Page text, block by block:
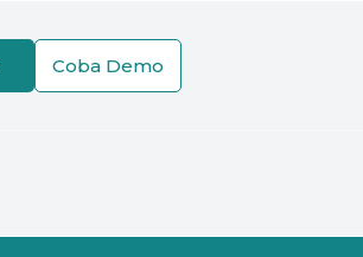
Coba Demo